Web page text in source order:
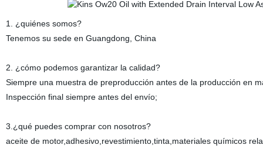
1. ¿quiénes somos?
Tenemos su sede en Guangdong, China
2. ¿cómo podemos garantizar la calidad?
Siempre una muestra de preproducción antes de la producción en
Inspección final siempre antes del envío;
3.¿qué puedes comprar con nosotros?
aceite de motor,adhesivo,revestimiento,tinta,materiales químicos